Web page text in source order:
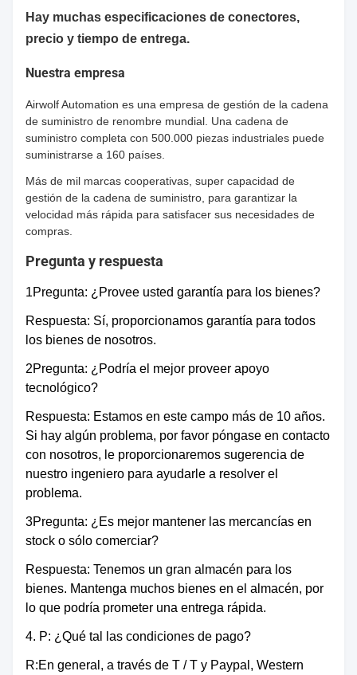
Hay muchas especificaciones de conectores,
precio y tiempo de entrega.
Nuestra empresa
Airwolf Automation es una empresa de gestión de la cadena
de suministro de renombre mundial. Una cadena de
suministro completa con 500.000 piezas industriales puede
suministrarse a 160 países.
Más de mil marcas cooperativas, super capacidad de
gestión de la cadena de suministro, para garantizar la
velocidad más rápida para satisfacer sus necesidades de
compras.
Pregunta y respuesta
1Pregunta: ¿Provee usted garantía para los bienes?
Respuesta: Sí, proporcionamos garantía para todos
los bienes de nosotros.
2Pregunta: ¿Podría el mejor proveer apoyo
tecnológico?
Respuesta: Estamos en este campo más de 10 años.
Si hay algún problema, por favor póngase en contacto
con nosotros, le proporcionaremos sugerencia de
nuestro ingeniero para ayudarle a resolver el
problema.
3Pregunta: ¿Es mejor mantener las mercancías en
stock o sólo comerciar?
Respuesta: Tenemos un gran almacén para los
bienes. Mantenga muchos bienes en el almacén, por
lo que podría prometer una entrega rápida.
4. P: ¿Qué tal las condiciones de pago?
R:En general, a través de T / T y Paypal, Western